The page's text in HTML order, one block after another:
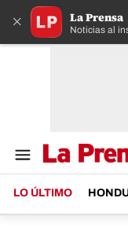
× La Prensa
Noticias al
LO ÚLTIMO